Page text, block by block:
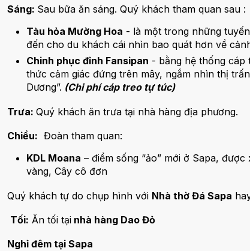
Sáng: Sau bữa ăn sáng. Quý khách tham quan sau :
Tàu hỏa Mường Hoa - là một trong những
đến cho du khách cái nhìn bao quát hơn về
Chinh phục đỉnh Fansipan - bằng hệ thống cáp
thức cảm giác đứng trên mây, ngắm nhìn thị
Dương”. (Chi phí cáp treo tự túc)
Trưa: Quý khách ăn trưa tại nhà hàng địa phương.
Chiều: Đoàn tham quan:
KDL Moana – điểm sống “ảo” mới ở Sapa,
vàng, Cây cô đơn
Quý khách tự do chụp hình với Nhà thờ Đá Sapa
Tối: Ăn tối tại nhà hàng Dao Đỏ
Nghỉ đêm tại Sapa